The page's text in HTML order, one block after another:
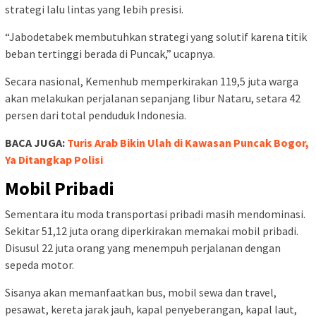
strategi lalu lintas yang lebih presisi.
“Jabodetabek membutuhkan strategi yang solutif karena titik
beban tertinggi berada di Puncak,” ucapnya.
Secara nasional, Kemenhub memperkirakan 119,5 juta warga
akan melakukan perjalanan sepanjang libur Nataru, setara 42
persen dari total penduduk Indonesia.
BACA JUGA: Turis Arab Bikin Ulah di Kawasan Puncak Bogor,
Ya Ditangkap Polisi
Mobil Pribadi
Sementara itu moda transportasi pribadi masih mendominasi.
Sekitar 51,12 juta orang diperkirakan memakai mobil pribadi.
Disusul 22 juta orang yang menempuh perjalanan dengan
sepeda motor.
Sisanya akan memanfaatkan bus, mobil sewa dan travel,
pesawat, kereta jarak jauh, kapal penyeberangan, kapal laut,